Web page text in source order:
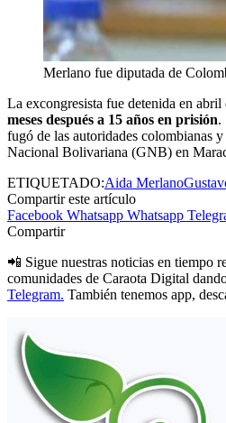
Merlano fue diputada de
La excongresista fue detenida en
meses después a 15 años en prisión.
fugó de las autoridades colombianas
Nacional Bolivariana (GNB) en
ETIQUETADO:Aida Merlano
Compartir este artículo
Facebook Whatsapp Whatsapp
Compartir
📲 Sigue nuestras noticias en tiempo
comunidades de Caraota Digital
Telegram. También tenemos app,